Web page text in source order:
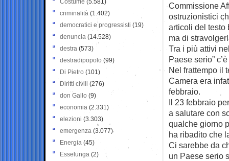
Commissione
ostruzionistici
articoli del testo
ma di
Tra i più attivi
Paese serio”
Nel frattempo il
Camera era
febbraio.
Il 23 febbraio
a salutare con
qualche giorno
ha ribadito che
Ci sarebbe da
un Paese serio
Costume (5.581)
criminalità (1.402)
democratici e progressisti (19)
denuncia (14.528)
destra (573)
destradipopolo (99)
Di Pietro (101)
Diritti civili (276)
don Gallo (9)
economia (2.331)
elezioni (3.303)
emergenza (3.077)
Energia (45)
Esselunga (2)